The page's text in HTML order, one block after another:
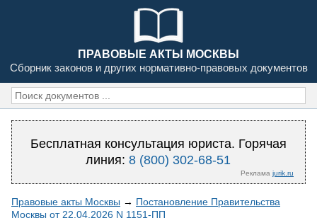
ПРАВОВЫЕ АКТЫ МОСКВЫ
Сборник законов и других нормативно-правовых документов
Бесплатная консультация юриста. Горячая
линия:8 (800) 302-68-51
Реклама jurik.ru
Правовые акты Москвы → Постановление Правительства
Москвы от 22.04.2026 N 1151-ПП